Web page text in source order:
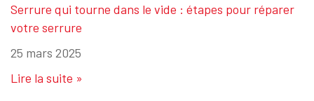
Serrure qui tourne dans le vide : étapes pour réparer
votre serrure
25 mars 2025
Lire la suite »